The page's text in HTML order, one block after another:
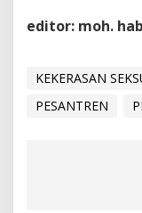
editor: moh.
KEKERASAN
PESANTREN